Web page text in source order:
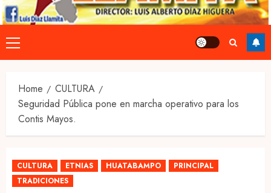
Primary
Menu
Home
CULTURA
Seguridad Pública pone en marcha operativo para los
Contis Mayos.
CULTURA ETNIAS HUATABAMPO
PRINCIPAL
TRADICIONES